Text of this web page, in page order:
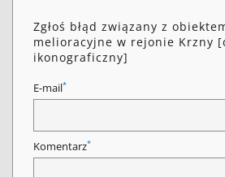
Zgłoś błąd związany z
melioracyjne w rejonie Krzny
ikonograficzny]
E-mail*
Komentarz*